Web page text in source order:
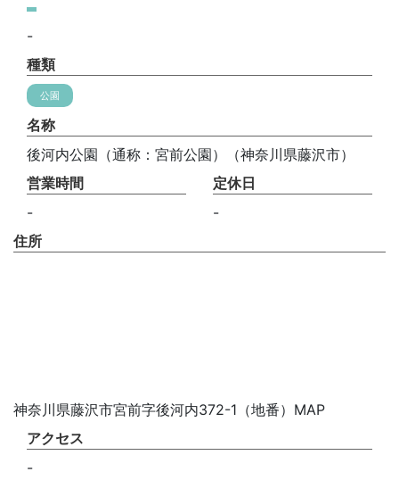
-
種類
公園
名称
後河内公園（通称：宮前公園）（神奈川県藤沢市）
営業時間
-
定休日
-
住所
神奈川県藤沢市宮前字後河内372-1（地番）MAP
アクセス
-